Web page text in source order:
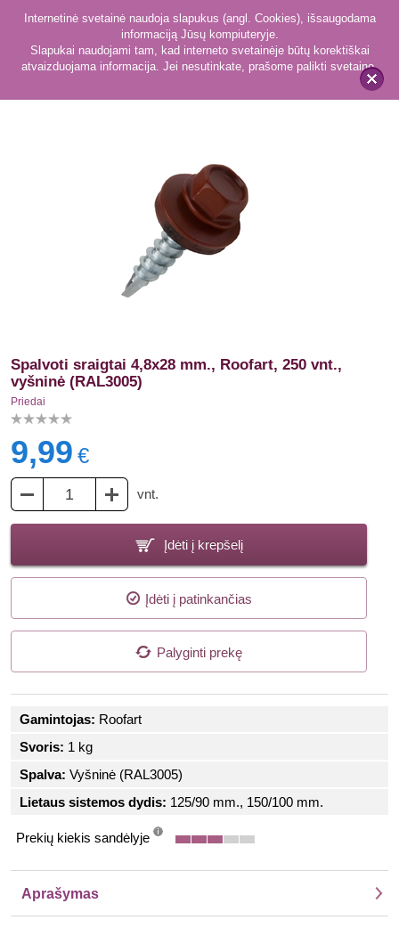
x
Internetinė svetainė naudoja slapukus (angl. Cookies), išsaugodama
informaciją Jūsų kompiuteryje.
Slapukai naudojami tam, kad interneto svetainėje būtų korektiškai
atvaizduojama informacija. Jei nesutinkate, prašome palikti svetainę.
Priedai 217
Spalvoti sraigtai 4,8x28 mm., Roofart, 250 vnt.,
vyšninė (RAL3005)
Priedai
9,99 €
vnt.
Įdėti į krepšelį
Įdėti į patinkančias
Palyginti prekę
Gamintojas: Roofart
Svoris: 1 kg
Spalva: Vyšninė (RAL3005)
Lietaus sistemos dydis: 125/90 mm., 150/100 mm.
Prekių kiekis sandėlyje
Aprašymas